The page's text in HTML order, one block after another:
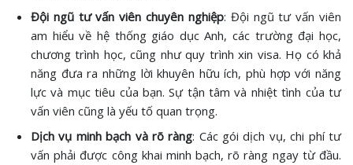
Đội ngũ tư vấn viên chuyên nghiệp: Đội ngũ tư vấn viên
am hiểu về hệ thống giáo dục Anh, các trường đại học,
chương trình học, cũng như quy trình xin visa. Họ có khả
năng đưa ra những lời khuyên hữu ích, phù hợp với năng
lực và mục tiêu của bạn. Sự tận tâm và nhiệt tình của tư
vấn viên cũng là yếu tố quan trọng.
Dịch vụ minh bạch và rõ ràng: Các gói dịch vụ, chi phí tư
vấn phải được công khai minh bạch, rõ ràng ngay từ đầu.